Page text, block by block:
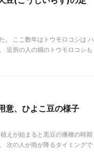
。 ここ数年はトウモロコシは ハ
近所の人の畑のトウモロコシも
意、ひよこ豆の様子
えが始まると黒豆の播種の時期
次の人が雨が降るタイミングで